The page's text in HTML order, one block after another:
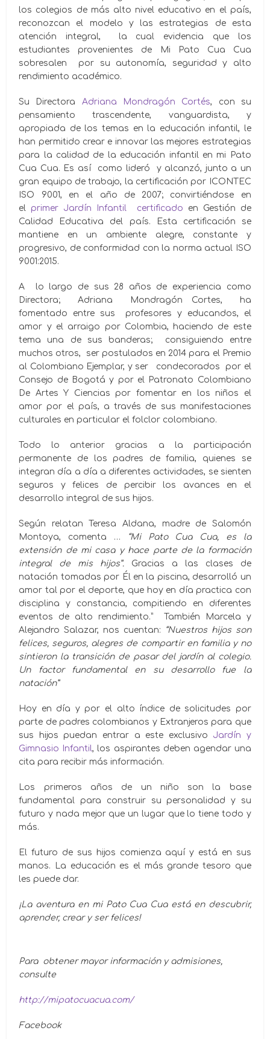
los colegios de más alto nivel educativo en el país,
reconozcan el modelo y las estrategias de esta
atención integral, la cual evidencia que los
estudiantes provenientes de Mi Pato Cua Cua
sobresalen por su autonomía, seguridad y alto
rendimiento académico.
Su Directora Adriana Mondragón Cortés, con su
pensamiento trascendente, vanguardista, y
apropiada de los temas en la educación infantil, le
han permitido crear e innovar las mejores estrategias
para la calidad de la educación infantil en mi Pato
Cua Cua. Es así como lideró y alcanzó, junto a un
gran equipo de trabajo, la certificación por ICONTEC
ISO 9001, en el año de 2007; convirtiéndose en
el primer Jardín Infantil certificado en Gestión de
Calidad Educativa del país. Esta certificación se
mantiene en un ambiente alegre, constante y
progresivo, de conformidad con la norma actual ISO
9001:2015.
A lo largo de sus 28 años de experiencia como
Directora; Adriana Mondragón Cortes, ha
fomentado entre sus profesores y educandos, el
amor y el arraigo por Colombia, haciendo de este
tema una de sus banderas; consiguiendo entre
muchos otros, ser postulados en 2014 para el Premio
al Colombiano Ejemplar, y ser condecorados por el
Consejo de Bogotá y por el Patronato Colombiano
De Artes Y Ciencias por fomentar en los niños el
amor por el país, a través de sus manifestaciones
culturales en particular el folclor colombiano.
Todo lo anterior gracias a la participación
permanente de los padres de familia, quienes se
integran día a día a diferentes actividades, se sienten
seguros y felices de percibir los avances en el
desarrollo integral de sus hijos.
Según relatan Teresa Aldana, madre de Salomón
Montoya, comenta …
“Mi Pato Cua Cua, es la
extensión de mi casa y hace parte de la formación
integral de mis hijos”. Gracias a las clases de
natación tomadas por Él en la piscina, desarrolló un
amor tal por el deporte, que hoy en día practica con
disciplina y constancia, compitiendo en diferentes
eventos de alto rendimiento.” También Marcela y
Alejandro Salazar, nos cuentan:
“Nuestros hijos son
felices, seguros, alegres de compartir en familia y no
sintieron la transición de pasar del jardín al colegio.
Un factor fundamental en su desarrollo fue la
natación”
Hoy en día y por el alto índice de solicitudes por
parte de padres colombianos y Extranjeros para que
sus hijos puedan entrar a este exclusivo Jardín y
Gimnasio Infantil, los aspirantes deben agendar una
cita para recibir más información.
Los primeros años de un niño son la base
fundamental para construir su personalidad y su
futuro y nada mejor que un lugar que lo tiene todo y
más.
El futuro de sus hijos comienza aquí y está en sus
manos. La educación es el más grande tesoro que
les puede dar.
¡La aventura en mi Pato Cua Cua está en descubrir,
aprender, crear y ser felices!
Para obtener mayor información y admisiones,
consulte
http://mipatocuacua.com/
Facebook